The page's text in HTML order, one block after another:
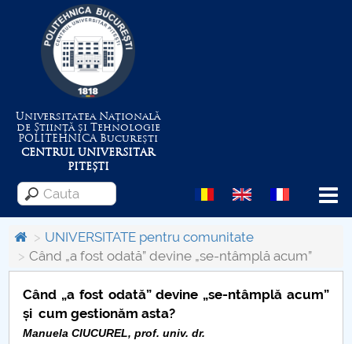
Universitatea Națională
de Știință și Tehnologie
POLITEHNICABucurești
CENTRUL UNIVERSITAR
PITEȘTI
Menu
Despre Universitate
Centrul de Management al Proiectelor
UNIVERSITATE pentru comunitate
Când „a fost odată” devine „se-ntâmplă acum”
Când „a fost odată” devine „se-ntâmplă acum”
și cum gestionăm asta?
Manuela CIUCUREL, prof. univ. dr.